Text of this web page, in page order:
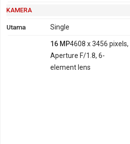
KAMERA
Utama Single
16 MP4608 x 3456 pixels,
Aperture F/1.8, 6-
element lens